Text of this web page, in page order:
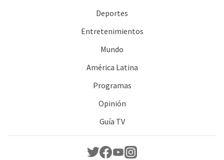
Deportes
Entretenimientos
Mundo
América Latina
Programas
Opinión
Guía TV